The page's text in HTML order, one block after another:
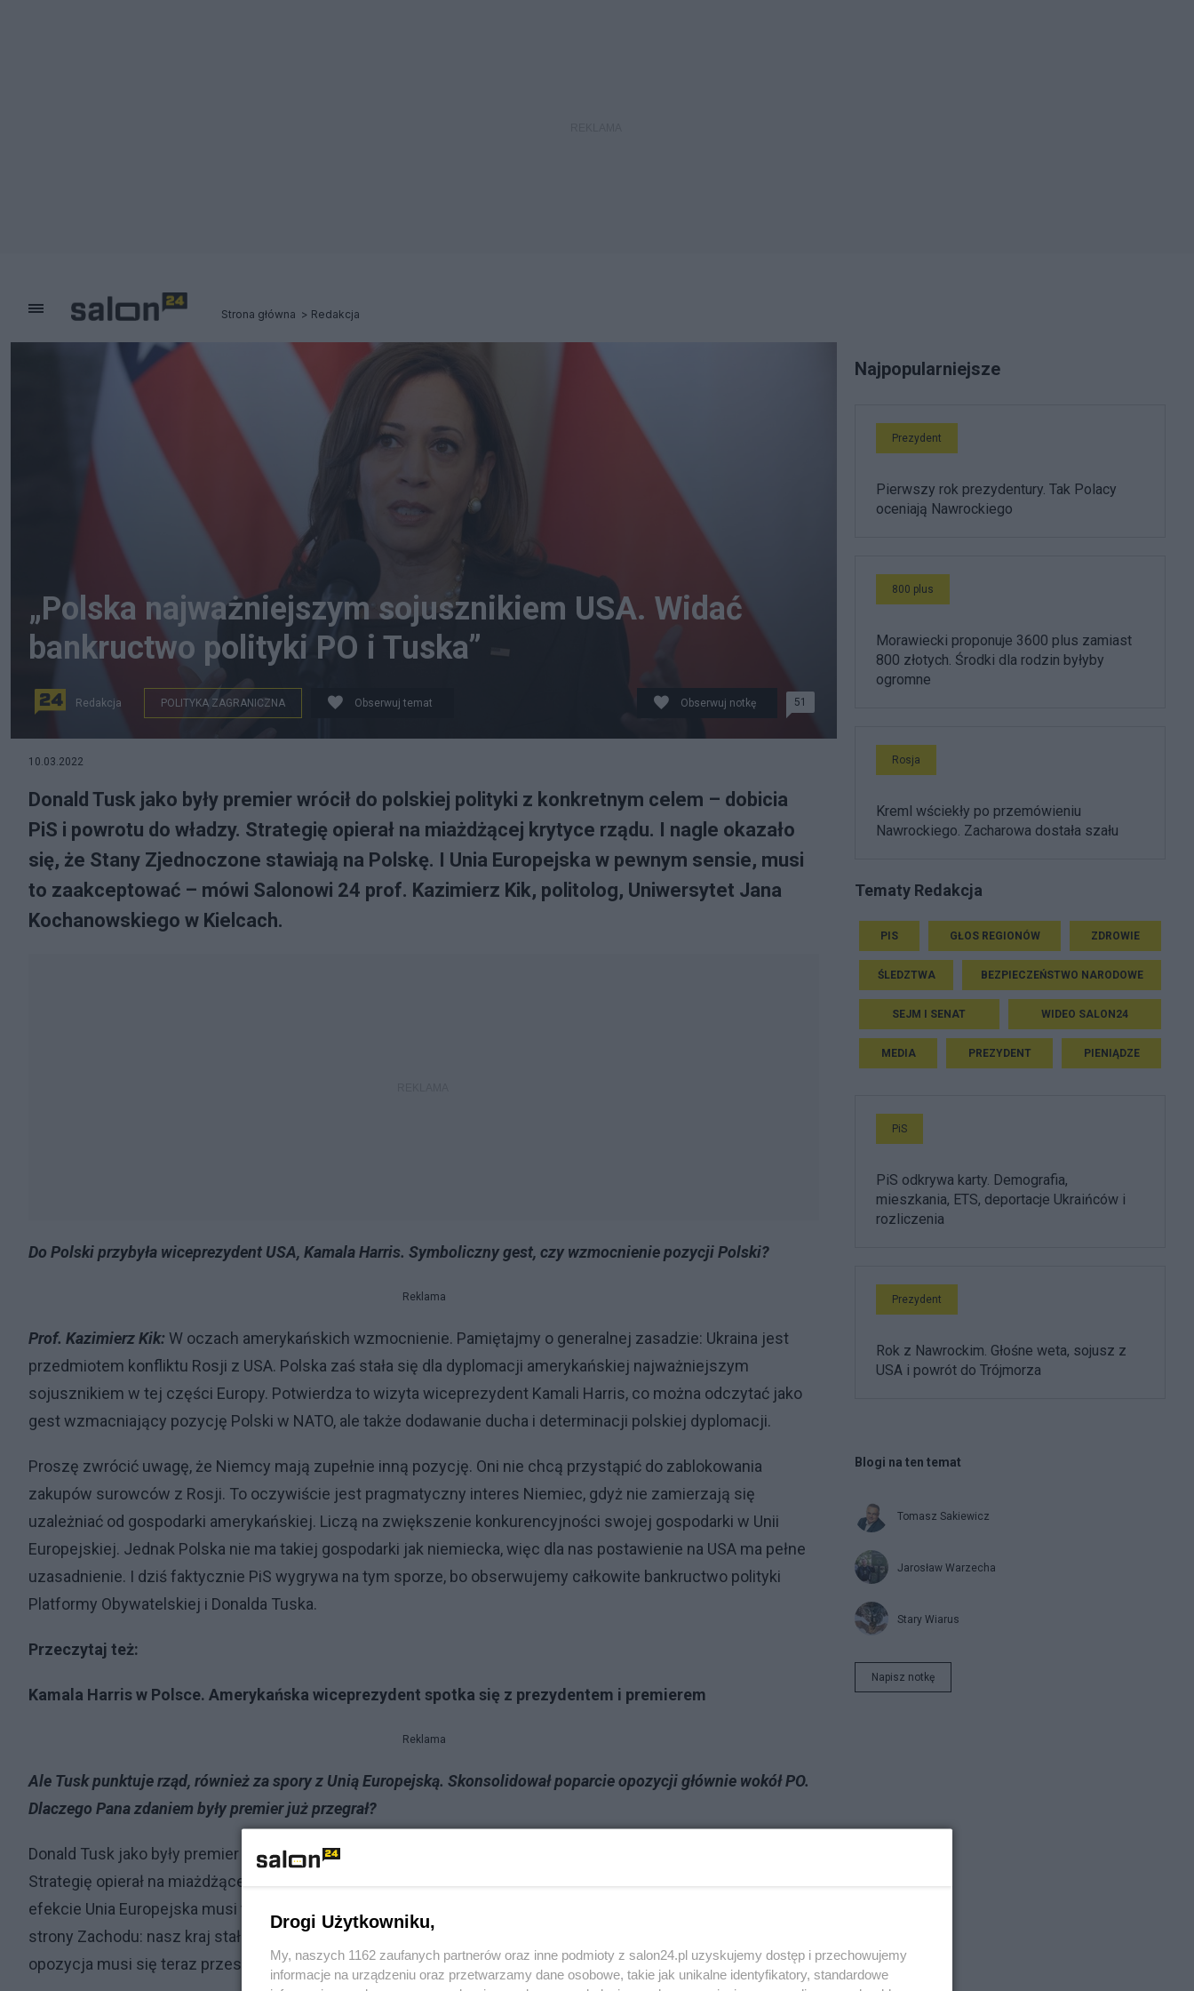
Strona główna Redakcja
„Polska najważniejszym sojusznikiem USA. Widać
bankructwo polityki PO i Tuska”
Redakcja POLITYKA ZAGRANICZNA Obserwuj temat Obserwuj notkę 51
10.03.2022
Donald Tusk jako były premier wrócił do polskiej polityki z konkretnym celem – dobicia
PiS i powrotu do władzy. Strategię opierał na miażdżącej krytyce rządu. I nagle okazało
się, że Stany Zjednoczone stawiają na Polskę. I Unia Europejska w pewnym sensie, musi
to zaakceptować – mówi Salonowi 24 prof. Kazimierz Kik, politolog, Uniwersytet Jana
Kochanowskiego w Kielcach.
Do Polski przybyła wiceprezydent USA, Kamala Harris. Symboliczny gest, czy wzmocnienie pozycji Polski?
Reklama
Prof. Kazimierz Kik: W oczach amerykańskich wzmocnienie. Pamiętajmy o generalnej zasadzie: Ukraina jest
przedmiotem konfliktu Rosji z USA. Polska zaś stała się dla dyplomacji amerykańskiej najważniejszym
sojusznikiem w tej części Europy. Potwierdza to wizyta wiceprezydent Kamali Harris, co można odczytać jako
gest wzmacniający pozycję Polski w NATO, ale także dodawanie ducha i determinacji polskiej dyplomacji.
Proszę zwrócić uwagę, że Niemcy mają zupełnie inną pozycję. Oni nie chcą przystąpić do zablokowania
zakupów surowców z Rosji. To oczywiście jest pragmatyczny interes Niemiec, gdyż nie zamierzają się
uzależniać od gospodarki amerykańskiej. Liczą na zwiększenie konkurencyjności swojej gospodarki w Unii
Europejskiej. Jednak Polska nie ma takiej gospodarki jak niemiecka, więc dla nas postawienie na USA ma pełne
uzasadnienie. I dziś faktycznie PiS wygrywa na tym sporze, bo obserwujemy całkowite bankructwo polityki
Platformy Obywatelskiej i Donalda Tuska.
Przeczytaj też:
Kamala Harris w Polsce. Amerykańska wiceprezydent spotka się z prezydentem i premierem
Reklama
Ale Tusk punktuje rząd, również za spory z Unią Europejską. Skonsolidował poparcie opozycji głównie wokół PO.
Dlaczego Pana zdaniem były premier już przegrał?
Donald Tusk jako były premier wrócił do polskiej polityki z konkretnym celem – dobicia PiS i powrotu do władzy.
Strategię opierał na miażdżącej krytyce rządu. I nagle okazało się, że Stany Zjednoczone stawiają na Polskę. W
efekcie Unia Europejska musi to zaakceptować. Wschodnia polityka Polski w ramach NATO ma akceptację ze
strony Zachodu: nasz kraj stał się forpocztą NATO na wschodzie. Polski rząd przejął pełną inicjatywę, a totalna
opozycja musi się teraz przestawić na totalne wsparcie dla polskiej polityki wschodniej.
Najpopularniejsze
Prezydent
Pierwszy rok prezydentury. Tak Polacy
oceniają Nawrockiego
800 plus
Morawiecki proponuje 3600 plus zamiast
800 złotych. Środki dla rodzin byłyby
ogromne
Rosja
Kreml wściekły po przemówieniu
Nawrockiego. Zacharowa dostała szału
Tematy Redakcja
PIS GŁOS REGIONÓW ZDROWIE
ŚLEDZTWA BEZPIECZEŃSTWO NARODOWE
SEJM I SENAT WIDEO SALON24
MEDIA PREZYDENT PIENIĄDZE
PiS
PiS odkrywa karty. Demografia,
mieszkania, ETS, deportacje Ukraińców i
rozliczenia
Prezydent
Rok z Nawrockim. Głośne weta, sojusz z
USA i powrót do Trójmorza
Blogi na ten temat
Tomasz Sakiewicz
Jarosław Warzecha
Stary Wiarus
Napisz notkę
Drogi Użytkowniku,
My, naszych 1162 zaufanych partnerów oraz inne podmioty z salon24.pl uzyskujemy dostęp i przechowujemy
informacje na urządzeniu oraz przetwarzamy dane osobowe, takie jak unikalne identyfikatory, standardowe